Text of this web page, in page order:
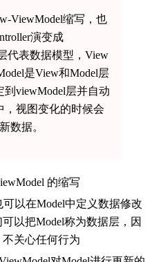
ViewModel缩写，也
演变成
代表数据模型，View
是View和Model层
viewModel层并自动
，视图变化的时候会
数据。
的缩写
以在Model中定义数据修改
以把Model称为数据层，因
关心任何行为